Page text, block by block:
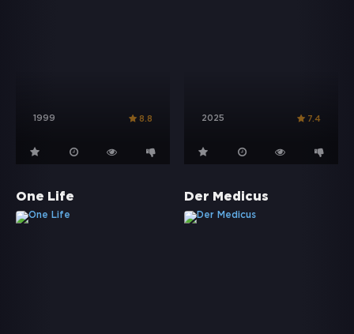
1999 8.8 2025 7.4
One Life Der Medicus